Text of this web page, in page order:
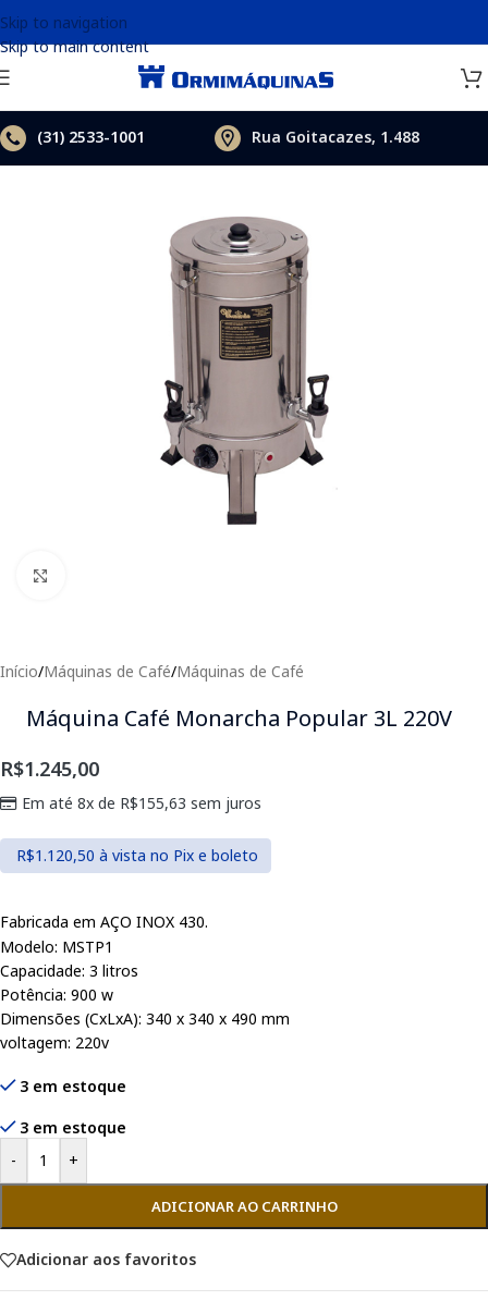
Skip to navigation
Skip to main content
(31) 2533-1001 Rua Goitacazes, 1.488
Início/Máquinas de Café/Máquinas de Café
Máquina Café Monarcha Popular 3L 220V
R$1.245,00
Em até 8x de R$155,63 sem juros
R$1.120,50 à vista no Pix e boleto
Fabricada em AÇO INOX 430.
Modelo: MSTP1
Capacidade: 3 litros
Potência: 900 w
Dimensões (CxLxA): 340 x 340 x 490 mm
voltagem: 220v
3 em estoque
3 em estoque
-
+
ADICIONAR AO CARRINHO
Adicionar aos favoritos